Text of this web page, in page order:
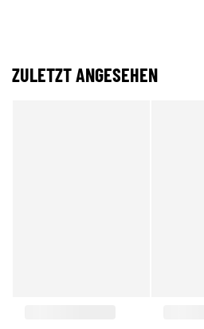
ZULETZT ANGESEHEN